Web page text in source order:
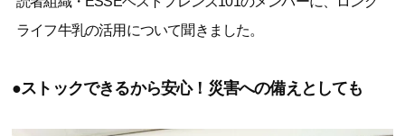
ライフ牛乳の活用について聞きました。
●ストックできるから安心！災害への備えとしても